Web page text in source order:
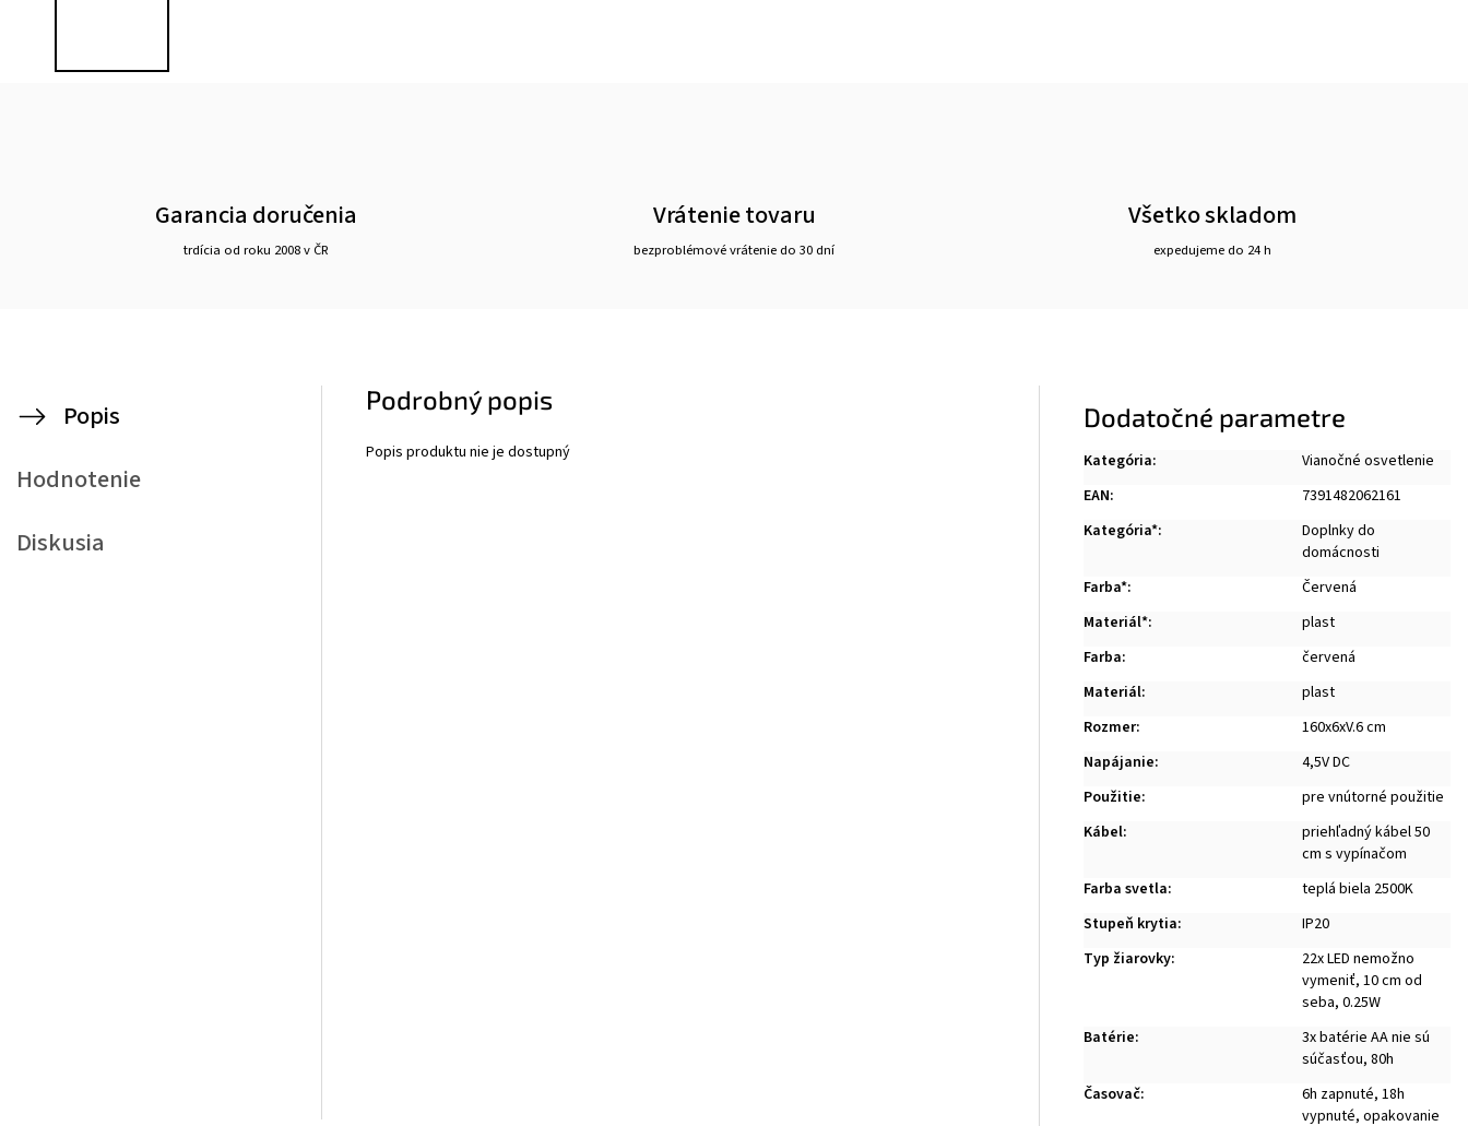
Garancia doručenia
trdícia od roku 2008 v ČR
Vrátenie tovaru
bezproblémové vrátenie do 30 dní
Všetko skladom
expedujeme do 24 h
Popis
Hodnotenie
Diskusia
Podrobný popis
Popis produktu nie je dostupný
Dodatočné parametre
Kategória:
Vianočné osvetlenie
EAN:
7391482062161
Kategória*:
Doplnky do
domácnosti
Farba*:
Červená
Materiál*:
plast
Farba:
červená
Materiál:
plast
Rozmer:
160x6xV.6 cm
Napájanie:
4,5V DC
Použitie:
pre vnútorné použitie
Kábel:
priehľadný kábel 50
cm s vypínačom
Farba svetla:
teplá biela 2500K
Stupeň krytia:
IP20
Typ žiarovky:
22x LED nemožno
vymeniť, 10 cm od
seba, 0.25W
Batérie:
3x batérie AA nie sú
súčasťou, 80h
Časovač:
6h zapnuté, 18h
vypnuté, opakovanie